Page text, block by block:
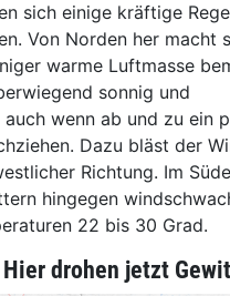
sich einige kräftige
Von Norden her macht
warme Luftmasse
sonnig und
wenn ab und zu ein
Dazu bläst der
Richtung. Im
hingegen
22 bis 30 Grad.
drohen jetzt